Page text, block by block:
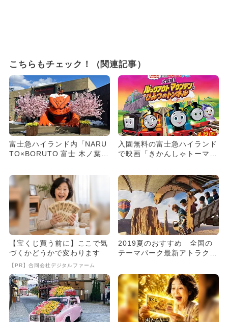
こちらもチェック！（関連記事）
富士急ハイランド内「NARU
TO×BORUTO 富士 木ノ葉隠
入園無料の富士急ハイランド
で映画「きかんしゃトーマ
【宝くじ買う前に】ここで気
づくかどうかで変わります
【PR】合同会社デジタルファーム
2019夏のおすすめ 全国の
テーマパーク最新アトラクシ